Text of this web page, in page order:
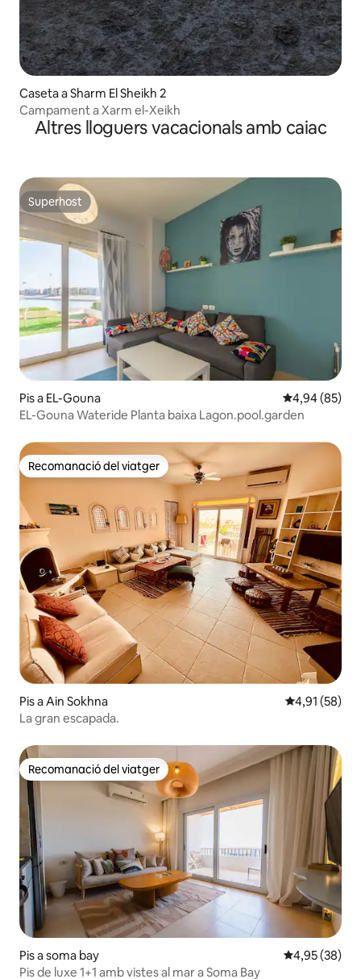
Caseta a Sharm El Sheikh 2
Campament a Xarm el-Xeikh
Altres lloguers vacacionals amb caiac
Superhost
Superhost
Pis a EL-Gouna 4,94 de
4,94 (85)
EL-Gouna Wateride Planta baixa Lagon.pool.garden
Recomanació del viatger
Recomanació del viatger
Pis a Ain Sokhna 4,91 de
4,91 (58)
La gran escapada.
Recomanació del viatger
Recomanació del viatger
Pis a soma bay 4,95 de
4,95 (38)
Pis de luxe 1+1 amb vistes al mar a Soma Bay